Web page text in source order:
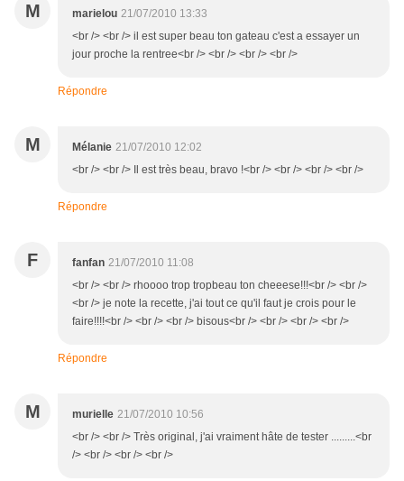
M marielou 21/07/2010 13:33
<br /> <br /> il est super beau ton gateau c'est a essayer un
jour proche la rentree<br /> <br /> <br /> <br />
Répondre
M Mélanie 21/07/2010 12:02
<br /> <br /> Il est très beau, bravo !<br /> <br /> <br /> <br />
Répondre
F fanfan 21/07/2010 11:08
<br /> <br /> rhoooo trop tropbeau ton cheeese!!!<br /> <br />
<br /> je note la recette, j'ai tout ce qu'il faut je crois pour le
faire!!!!<br /> <br /> <br /> bisous<br /> <br /> <br /> <br />
Répondre
M murielle 21/07/2010 10:56
<br /> <br /> Très original, j'ai vraiment hâte de tester .........<br
/> <br /> <br /> <br />